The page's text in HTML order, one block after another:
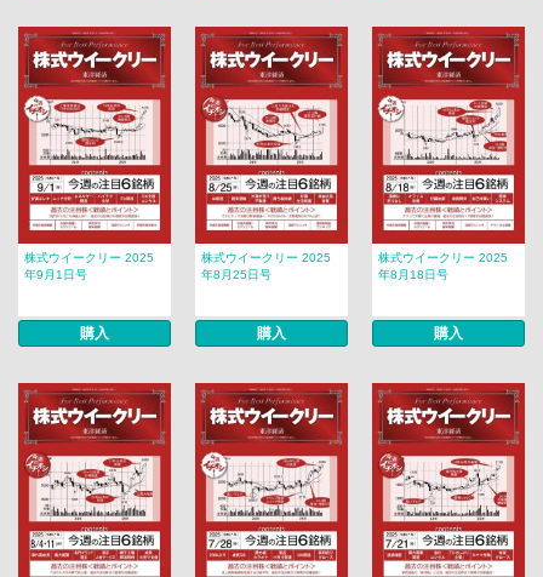
株式ウイークリー 2025
年9月1日号
購入
株式ウイークリー 2025
年8月25日号
購入
株式ウイークリー 2025
年8月18日号
購入